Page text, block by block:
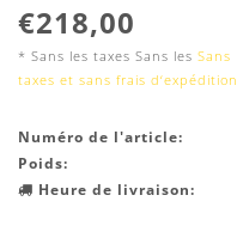
€218,00
* Sans les taxes Sans les Sans
taxes et sans frais d‘expédition
Numéro de l'article:
Poids:
Heure de livraison: